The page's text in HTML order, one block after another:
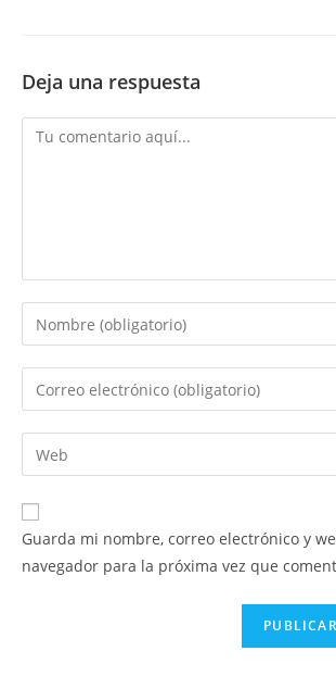
Deja una respuesta
Comentario
Introduce
tu
nombre
de
usuario
para
comentar
Introduce
tu
dirección
de
electrónico
para
comentar
Introduce
la
URL
de
Guarda mi nombre, correo electrónico y
navegador para la próxima vez que